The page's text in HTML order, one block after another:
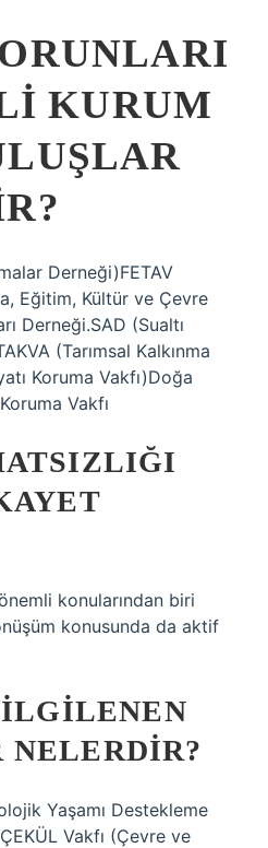
KURUM
Derneği)FETAV
Eğitim, Kültür ve Çevre
Derneği.SAD (Sualtı
(Tarımsal Kalkınma
Koruma Vakfı)Doğa
Vakfı
konularından biri
konusunda da aktif
NELERDIR?
Yaşamı Destekleme
Vakfı (Çevre ve